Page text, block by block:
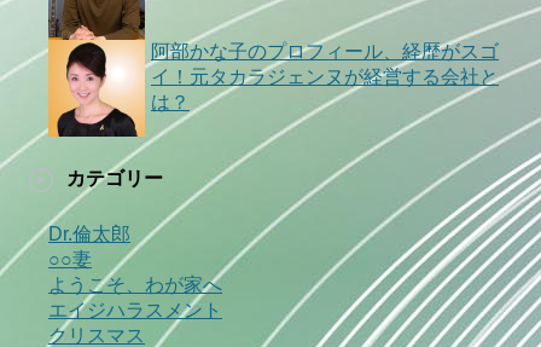
阿部かな子のプロフィール、経歴がスゴ
イ！元タカラジェンヌが経営する会社と
は？
カテゴリー
Dr.倫太郎
○○妻
ようこそ、わが家へ
エイジハラスメント
クリスマス